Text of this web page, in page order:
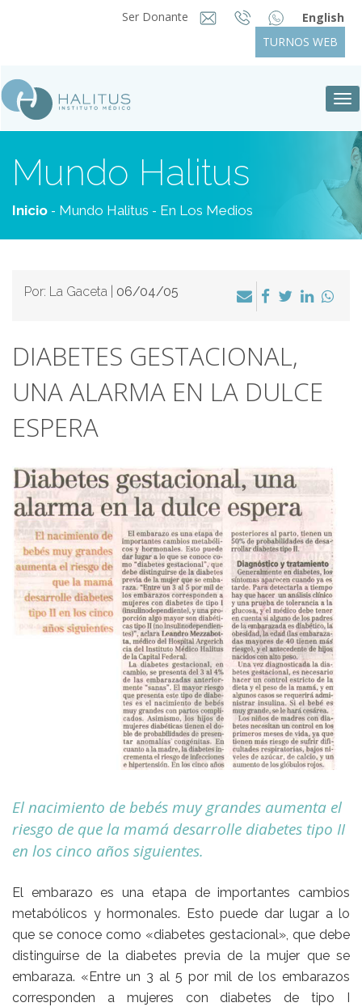
Ser Donante
English
TURNOS WEB
Mundo Halitus
Inicio - Mundo Halitus - En Los Medios
Por: La Gaceta | 06/04/05
DIABETES GESTACIONAL,
UNA ALARMA EN LA DULCE
ESPERA
El nacimiento de bebés muy grandes aumenta el
riesgo de que la mamá desarrolle diabetes tipo II
en los cinco años siguientes.
El embarazo es una etapa de importantes cambios
metabólicos y hormonales. Esto puede dar lugar a lo
que se conoce como «diabetes gestacional», que debe
distinguirse de la diabetes previa de la mujer que se
embaraza. «Entre un 3 al 5 por mil de los embarazos
corresponden a mujeres con diabetes de tipo I